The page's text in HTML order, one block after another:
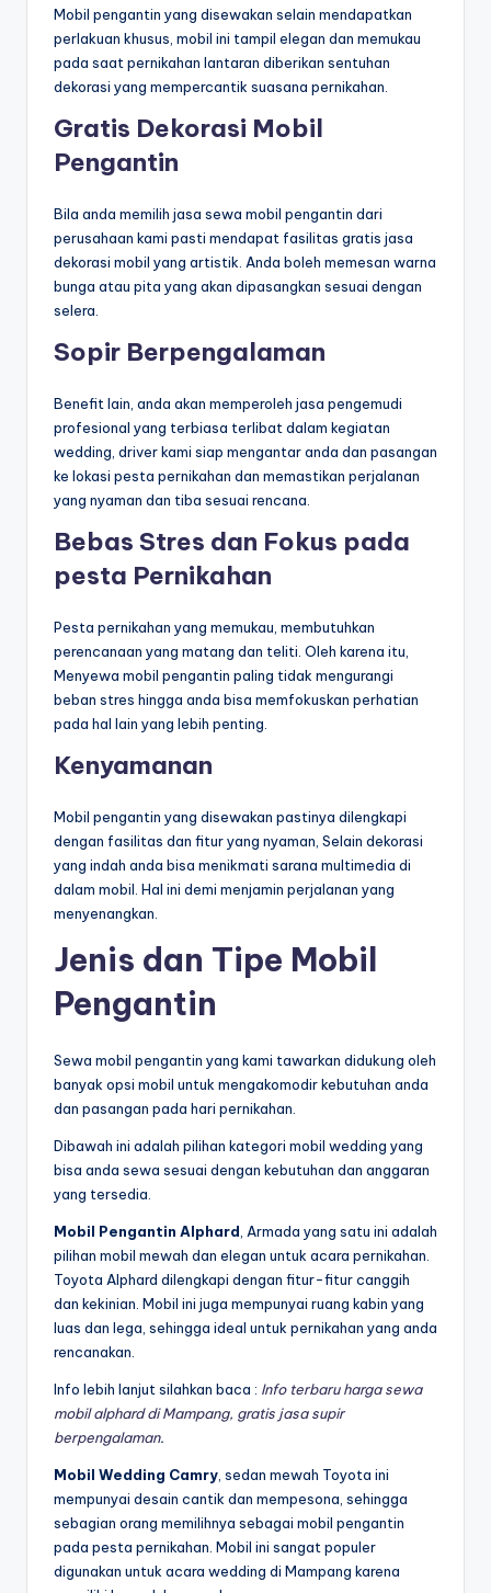
Mobil pengantin yang disewakan selain mendapatkan
perlakuan khusus, mobil ini tampil elegan dan memukau
pada saat pernikahan lantaran diberikan sentuhan
dekorasi yang mempercantik suasana pernikahan.
Gratis Dekorasi Mobil
Pengantin
Bila anda memilih jasa sewa mobil pengantin dari
perusahaan kami pasti mendapat fasilitas gratis jasa
dekorasi mobil yang artistik. Anda boleh memesan warna
bunga atau pita yang akan dipasangkan sesuai dengan
selera.
Sopir Berpengalaman
Benefit lain, anda akan memperoleh jasa pengemudi
profesional yang terbiasa terlibat dalam kegiatan
wedding, driver kami siap mengantar anda dan pasangan
ke lokasi pesta pernikahan dan memastikan perjalanan
yang nyaman dan tiba sesuai rencana.
Bebas Stres dan Fokus pada
pesta Pernikahan
Pesta pernikahan yang memukau, membutuhkan
perencanaan yang matang dan teliti. Oleh karena itu,
Menyewa mobil pengantin paling tidak mengurangi
beban stres hingga anda bisa memfokuskan perhatian
pada hal lain yang lebih penting.
Kenyamanan
Mobil pengantin yang disewakan pastinya dilengkapi
dengan fasilitas dan fitur yang nyaman, Selain dekorasi
yang indah anda bisa menikmati sarana multimedia di
dalam mobil. Hal ini demi menjamin perjalanan yang
menyenangkan.
Jenis dan Tipe Mobil
Pengantin
Sewa mobil pengantin yang kami tawarkan didukung oleh
banyak opsi mobil untuk mengakomodir kebutuhan anda
dan pasangan pada hari pernikahan.
Dibawah ini adalah pilihan kategori mobil wedding yang
bisa anda sewa sesuai dengan kebutuhan dan anggaran
yang tersedia.
Mobil Pengantin Alphard , Armada yang satu ini adalah
pilihan mobil mewah dan elegan untuk acara pernikahan.
Toyota Alphard dilengkapi dengan fitur-fitur canggih
dan kekinian. Mobil ini juga mempunyai ruang kabin yang
luas dan lega, sehingga ideal untuk pernikahan yang anda
rencanakan.
Info lebih lanjut silahkan baca : Info terbaru harga sewa
mobil alphard di Mampang, gratis jasa supir
berpengalaman.
Mobil Wedding Camry , sedan mewah Toyota ini
mempunyai desain cantik dan mempesona, sehingga
sebagian orang memilihnya sebagai mobil pengantin
pada pesta pernikahan. Mobil ini sangat populer
digunakan untuk acara wedding di Mampang karena